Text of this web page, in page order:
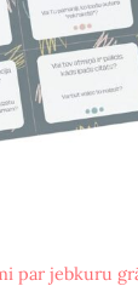
par jebkuru